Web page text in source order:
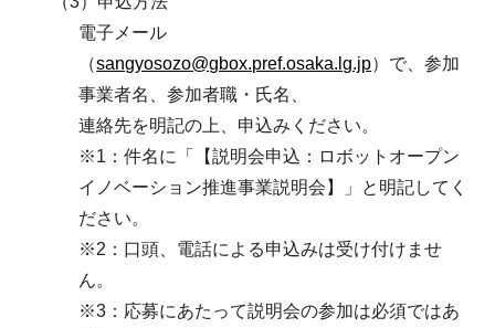
電子メール
（sangyosozo@gbox.pref.osaka.lg.jp）で、参加
事業者名、参加者職・氏名、
連絡先を明記の上、申込みください。
※1：件名に「【説明会申込：ロボットオープン
イノベーション推進事業説明会】」と明記してく
ださい。
※2：口頭、電話による申込みは受け付けませ
ん。
※3：応募にあたって説明会の参加は必須ではあ